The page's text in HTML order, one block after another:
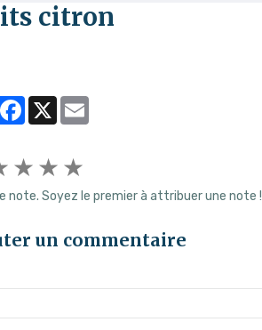
citron
Facebook
X
★ ★ ★
note. Soyez le premier à attribuer une note !
un commentaire